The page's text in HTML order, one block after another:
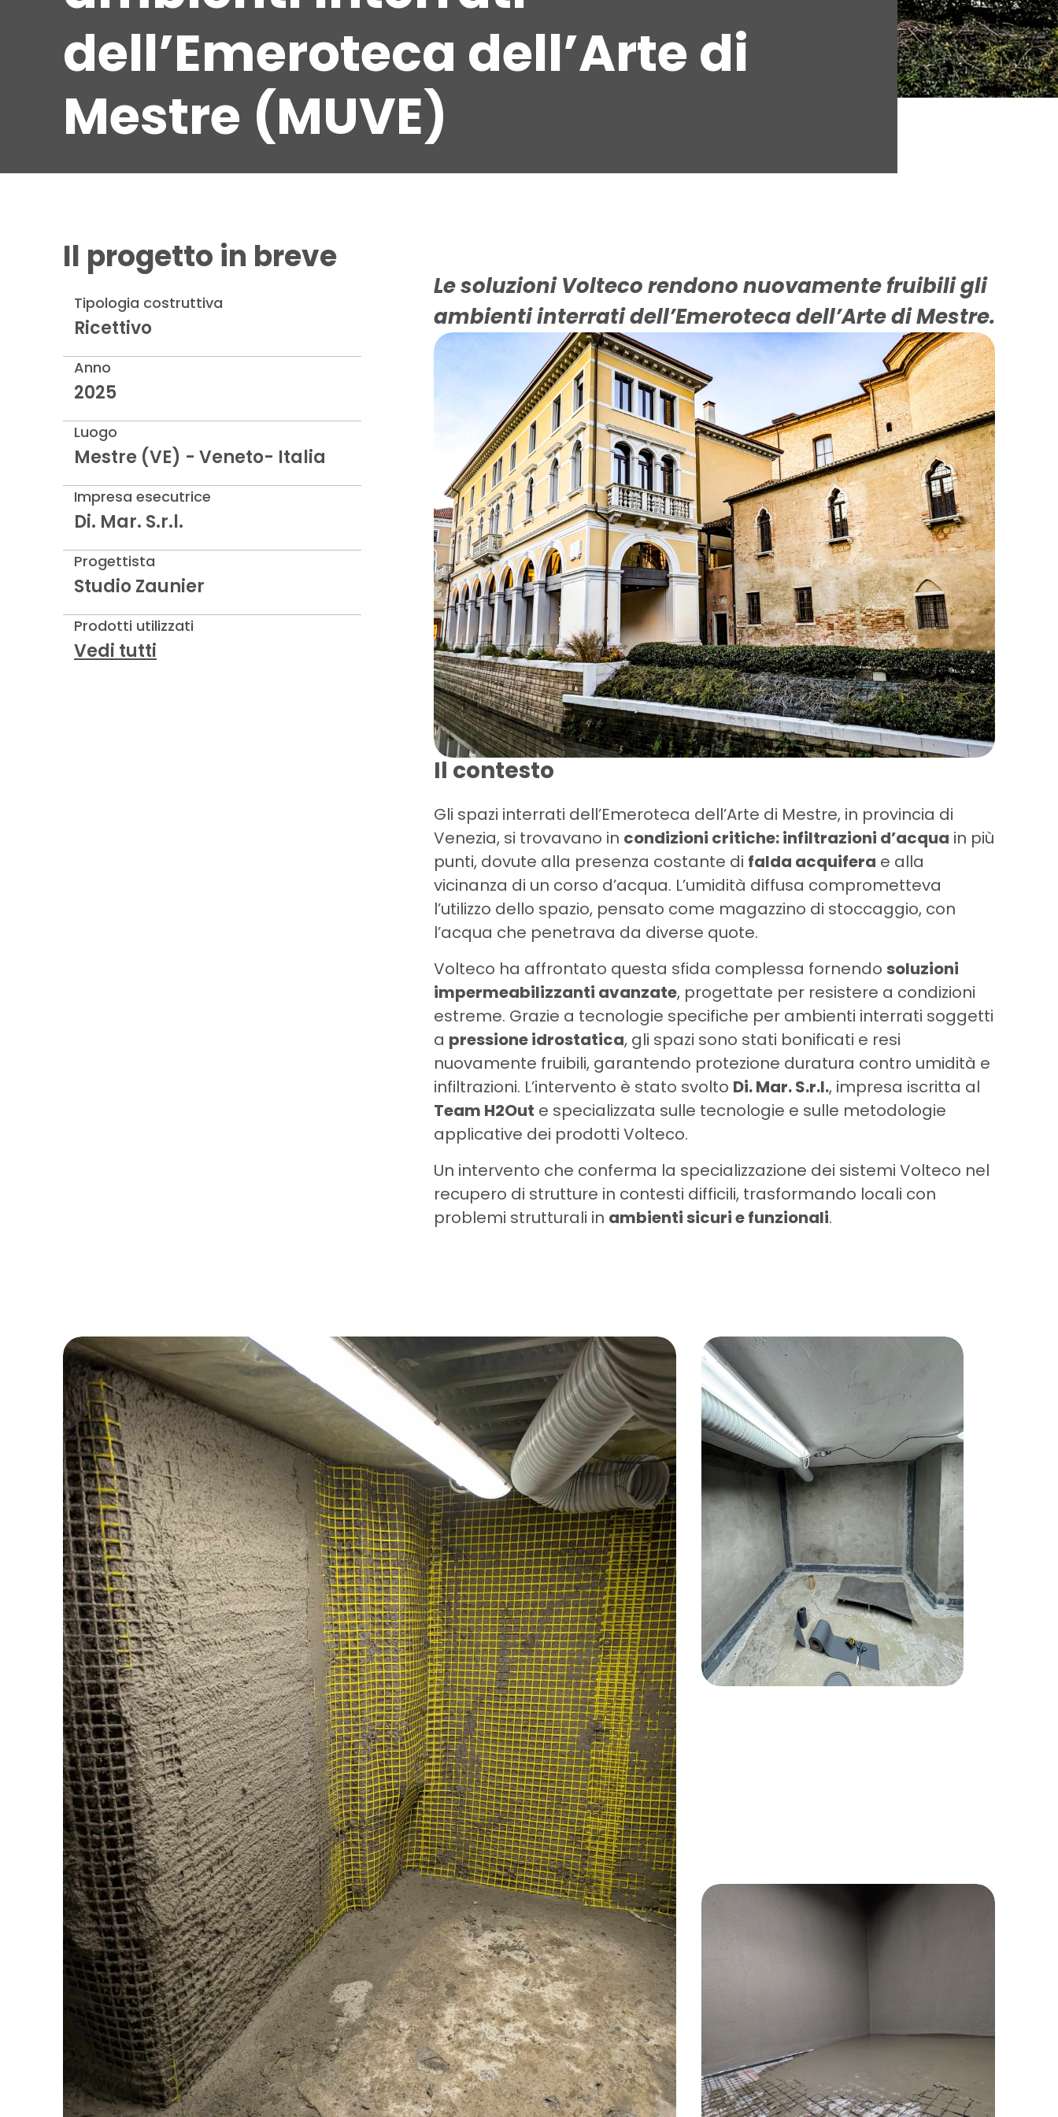
dell’Emeroteca dell’Arte di
Mestre (MUVE)
Il progetto in breve
Tipologia costruttiva
Ricettivo
Anno
2025
Luogo
Mestre (VE) - Veneto- Italia
Impresa esecutrice
Di. Mar. S.r.l.
Progettista
Studio Zaunier
Prodotti utilizzati
Vedi tutti
Le soluzioni Volteco rendono nuovamente fruibili gli
ambienti interrati dell’Emeroteca dell’Arte di Mestre.
Il contesto
Gli spazi interrati dell’Emeroteca dell’Arte di Mestre, in provincia di
Venezia, si trovavano in condizioni critiche: infiltrazioni d’acqua in più
punti, dovute alla presenza costante di falda acquifera e alla
vicinanza di un corso d’acqua. L’umidità diffusa comprometteva
l’utilizzo dello spazio, pensato come magazzino di stoccaggio, con
l’acqua che penetrava da diverse quote.
Volteco ha affrontato questa sfida complessa fornendo soluzioni
impermeabilizzanti avanzate, progettate per resistere a condizioni
estreme. Grazie a tecnologie specifiche per ambienti interrati soggetti
a pressione idrostatica, gli spazi sono stati bonificati e resi
nuovamente fruibili, garantendo protezione duratura contro umidità e
infiltrazioni. L’intervento è stato svolto Di. Mar. S.r.l., impresa iscritta al
Team H2Out e specializzata sulle tecnologie e sulle metodologie
applicative dei prodotti Volteco.
Un intervento che conferma la specializzazione dei sistemi Volteco nel
recupero di strutture in contesti difficili, trasformando locali con
problemi strutturali in ambienti sicuri e funzionali.